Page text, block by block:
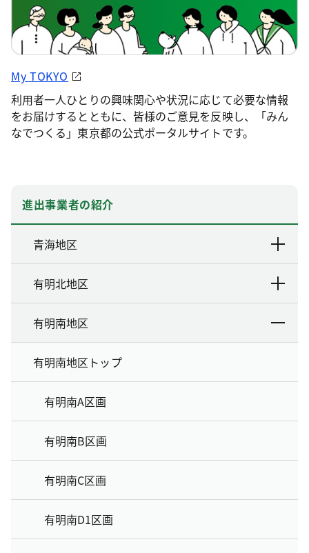
My TOKYO
利用者一人ひとりの興味関心や状況に応じて必要な情報
をお届けするとともに、皆様のご意見を反映し、「みん
なでつくる」東京都の公式ポータルサイトです。
進出事業者の紹介
青海地区
有明北地区
有明南地区
有明南地区トップ
有明南A区画
有明南B区画
有明南C区画
有明南D1区画